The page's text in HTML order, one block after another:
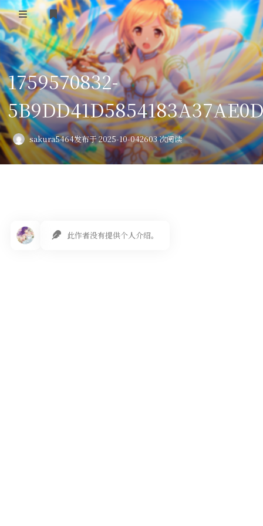
首页
VPS评测
AI绘画
教程
图库
登录
1759570832-
sakura5464发布于 2025-10-042603 次阅读
此作者没有提供个人介绍。